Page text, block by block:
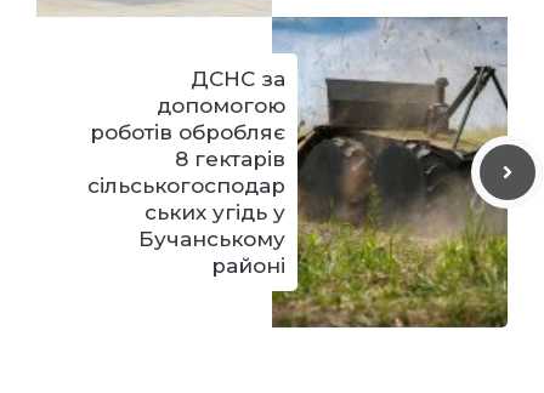
ДСНС за
допомогою
роботів обробляє
8 гектарів
сільськогосподар
ських угідь у
Бучанському
районі